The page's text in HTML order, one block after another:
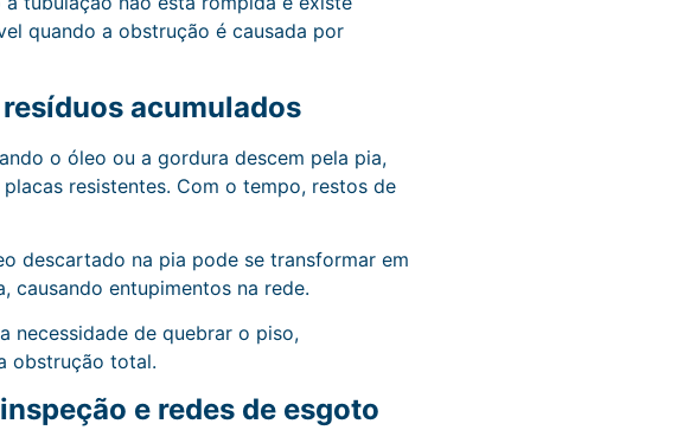
quando a obstrução é causada por
acumulados
o óleo ou a gordura descem pela pia,
resistentes. Com o tempo, restos de
descartado na pia pode se transformar em
causando entupimentos na rede.
necessidade de quebrar o piso,
obstrução total.
e redes de esgoto